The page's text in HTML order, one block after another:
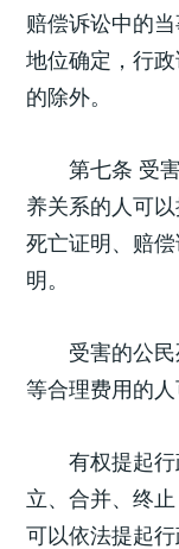
赔偿诉讼中的
地位确定，行
的除外。
第七条 受害
养关系的人可
死亡证明、赔
明。
受害的公民
等合理费用的人
有权提起行
立、合并、终
可以依法提起行